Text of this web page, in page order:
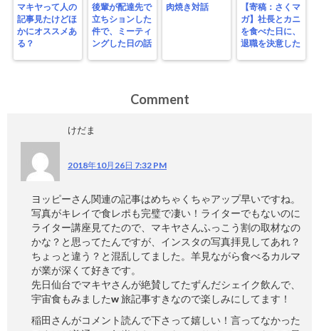
マキヤって人の
記事見たけどほ
かにオススメあ
る？
後輩が配達先で
立ちションした
件で、ミーティ
ングした日の話
肉焼き対話
【寄稿：さくマ
ガ】社長とカニ
を食べた日に、
退職を決意した
Comment
けだま
2018年10月26日 7:32 PM
ヨッピーさん関連の記事はめちゃくちゃアップ早いですね。
写真がキレイで食レポも完璧で凄い！ライターでもないのに
ライター講座見てたので、マキヤさんふっこう割の取材なの
かな？と思ってたんですが、インスタの写真拝見してあれ？
ちょっと違う？と混乱してました。羊見ながら食べるカルマ
が業が深くて好きです。
先日仙台でマキヤさんが絶賛してたずんだシェイク飲んで、
宇宙食もみましたw 旅記事すきなので楽しみにしてます！
稲田さんがコメント読んで下さって嬉しい！言ってなかった